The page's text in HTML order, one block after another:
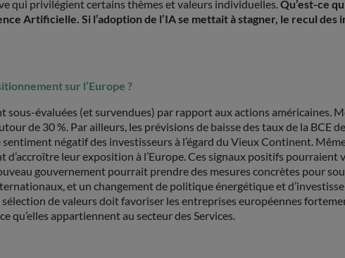
qui privilégient certains thèmes et valeurs individuelles.Qu’est-ce
Artificielle. Si l’adoption de l’IA se mettait à stagner, le recul
sur l’Europe ?
sous-évaluées (et survendues) par rapport aux actions américaines.
de 30 %. Par ailleurs, les prévisions de baisse des taux de la
négatif des investisseurs à l’égard du Vieux Continent.
leur exposition à l’Europe. Ces signaux positifs
gouvernement pourrait prendre des mesures concrètes pour
et un changement de politique énergétique et
de valeurs doit favoriser les entreprises européennes
qu’elles appartiennent au secteur des Services.